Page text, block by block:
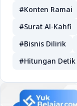
#Konten Ramai
#Surat Al-Kahfi
#Bisnis Dilirik
#Hitungan Detik